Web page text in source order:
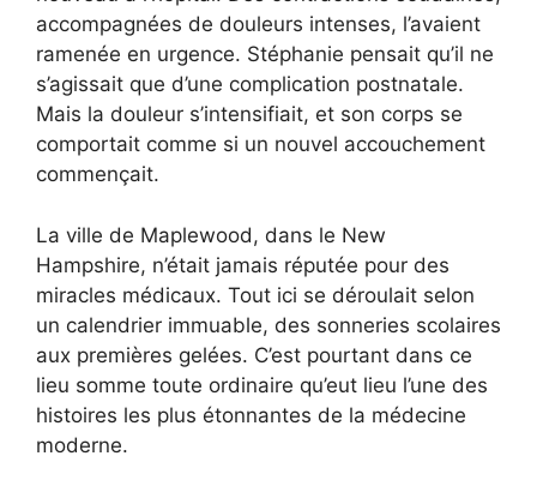
accompagnées de douleurs intenses, l’avaient
ramenée en urgence. Stéphanie pensait qu’il ne
s’agissait que d’une complication postnatale.
Mais la douleur s’intensifiait, et son corps se
comportait comme si un nouvel accouchement
commençait.
La ville de Maplewood, dans le New
Hampshire, n’était jamais réputée pour des
miracles médicaux. Tout ici se déroulait selon
un calendrier immuable, des sonneries scolaires
aux premières gelées. C’est pourtant dans ce
lieu somme toute ordinaire qu’eut lieu l’une des
histoires les plus étonnantes de la médecine
moderne.